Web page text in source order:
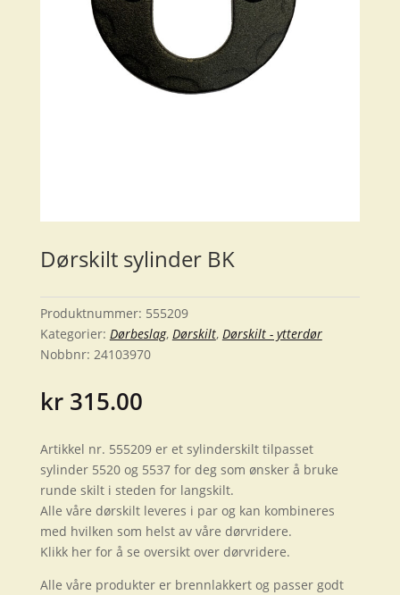
Dørskilt sylinder BK
Produktnummer: 555209
Kategorier: Dørbeslag, Dørskilt, Dørskilt - ytterdør
Nobbnr: 24103970
kr315.00
Artikkel nr. 555209 er et sylinderskilt tilpasset
sylinder 5520 og 5537 for deg som ønsker å bruke
runde skilt i steden for langskilt.
Alle våre dørskilt leveres i par og kan kombineres
med hvilken som helst av våre dørvridere.
Klikk her for å se oversikt over dørvridere.
Alle våre produkter er brennlakkert og passer godt